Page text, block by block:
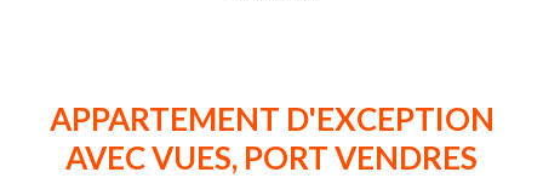
APPARTEMENT D'EXCEPTION
AVEC VUES, PORT VENDRES